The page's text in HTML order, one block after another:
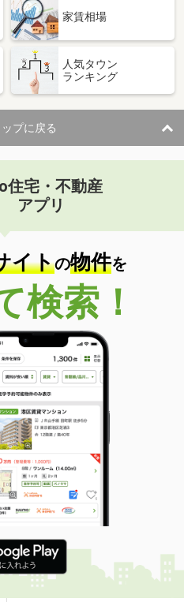
家賃相場
人気タウン
ランキング
プに戻る
住宅・不動産
アプリ
イトの物件を
検索！